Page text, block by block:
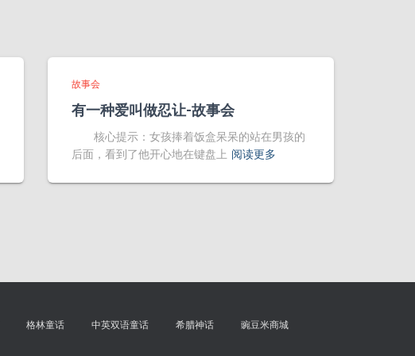
故事会
有一种爱叫做忍让-故事会
核心提示：女孩捧着饭盒呆呆的站在男孩的
后面，看到了他开心地在键盘上 阅读更多
格林童话 中英双语童话 希腊神话 豌豆米商城